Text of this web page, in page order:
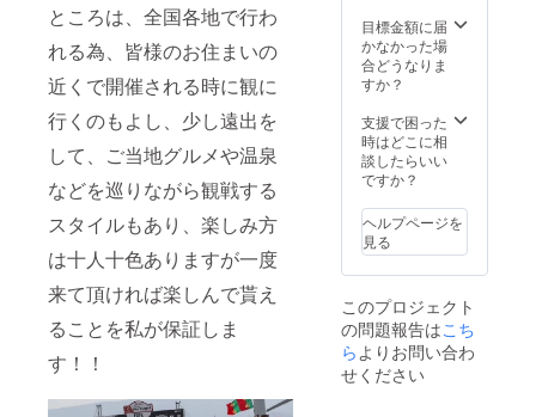
ところは、全国各地で行わ
れる為、皆様のお住まいの
近くで開催される時に観に
行くのもよし、少し遠出を
して、ご当地グルメや温泉
などを巡りながら観戦する
スタイルもあり、楽しみ方
は十人十色ありますが一度
来て頂ければ楽しんで貰え
ることを私が保証しま
す！！
目標金額に届
かなかった場
合どうなりま
すか？
支援で困った
時はどこに相
談したらいい
ですか？
ヘルプページを
見る
このプロジェクト
の問題報告はこち
らよりお問い合わ
せください